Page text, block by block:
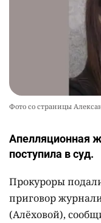
Фото со страницы
Апелляционная
поступила в суд.
Прокуроры
приговор
(Алёховой),